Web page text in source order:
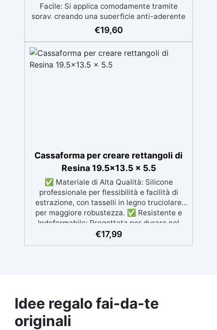
Facile: Si applica comodamente tramite
spray, creando una superficie anti-aderente
che previene l'adesione della resina agli
stampi. ✅ Compatibilità con Diversi
plastica e cartone, perfetto per preparare
stampi e casseforme per la lavorazione delle
€19,60
Cassaforma per creare rettangoli di
Resina 19.5×13.5 x 5.5
✅ Materiale di Alta Qualità: Silicone
professionale per flessibilità e facilità di
estrazione, con tasselli in legno truciolare
per maggiore robustezza. ✅ Resistente e
Indeformabile: Progettata per durare nel
tempo, senza deformarsi, garantendo
progetti di resina e altre creazioni
rettangolari, con semplice processo di
€17,99
Idee regalo fai-da-te
originali